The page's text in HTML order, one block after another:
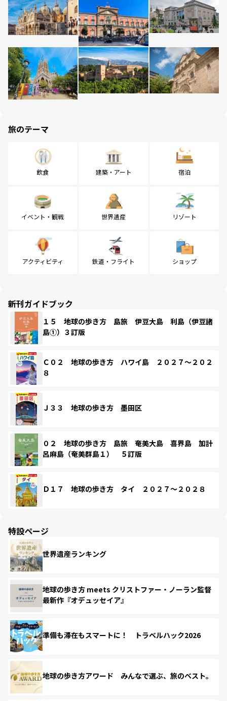
旅のテーマ
飲食 建築・アート 宿泊
イベント・観戦 世界遺産 リゾート
アクティビティ 鉄道・フライト ショップ
新刊ガイドブック
１５ 地球の歩き方 島旅 伊豆大島 利島（伊豆諸
島①）３訂版
Ｃ０２ 地球の歩き方 ハワイ島 ２０２７～２０２
８
Ｊ３３ 地球の歩き方 墨田区
０２ 地球の歩き方 島旅 奄美大島 喜界島 加計
呂麻島（奄美群島１） ５訂版
Ｄ１７ 地球の歩き方 タイ ２０２７～２０２８
特設ページ
世界遺産ランキング
地球の歩き方 meets クリストファー・ノーラン監督
最新作『オデュッセイア』
準備も滞在もスマートに！ トラベルハック2026
地球の歩き方アワード みんなで選ぶ、旅のベスト。